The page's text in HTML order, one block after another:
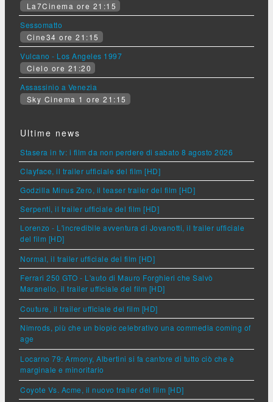
La7Cinema ore 21:15
Sessomatto
Cine34 ore 21:15
Vulcano - Los Angeles 1997
Cielo ore 21:20
Assassinio a Venezia
Sky Cinema 1 ore 21:15
Ultime news
Stasera in tv: i film da non perdere di sabato 8 agosto 2026
Clayface, il trailer ufficiale del film [HD]
Godzilla Minus Zero, il teaser trailer del film [HD]
Serpenti, il trailer ufficiale del film [HD]
Lorenzo - L'incredibile avventura di Jovanotti, il trailer ufficiale
del film [HD]
Normal, il trailer ufficiale del film [HD]
Ferrari 250 GTO - L'auto di Mauro Forghieri che Salvò
Maranello, il trailer ufficiale del film [HD]
Couture, il trailer ufficiale del film [HD]
Nimrods, più che un biopic celebrativo una commedia coming of
age
Locarno 79: Armony, Albertini si fa cantore di tutto ciò che è
marginale e minoritario
Coyote Vs. Acme, il nuovo trailer del film [HD]